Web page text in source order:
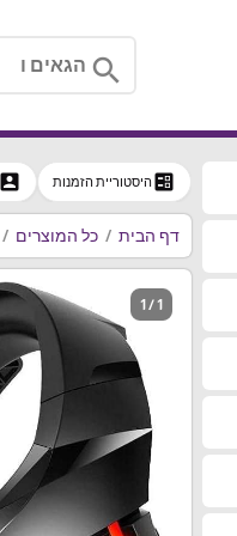
search
ballot היסטוריית הזמנות
דף הבית כל המוצרים
1 / 1